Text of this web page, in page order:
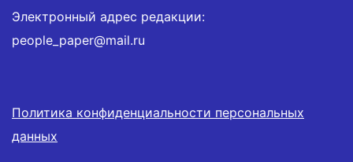
Электронный адрес редакции:
people_paper@mail.ru
Политика конфиденциальности персональных
данных